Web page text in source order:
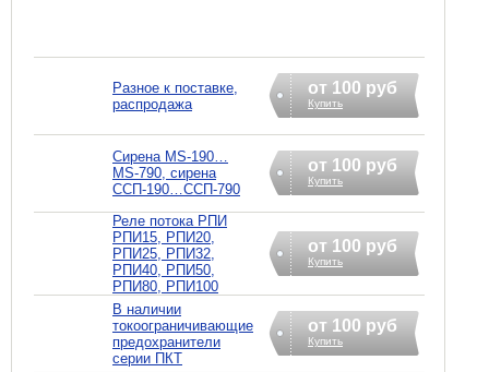
Разное к поставке,
распродажа
от 100 руб
Купить
Сирена MS-190…
MS-790, сирена
ССП-190…ССП-790
от 100 руб
Купить
Реле потока РПИ
РПИ15, РПИ20,
РПИ25, РПИ32,
РПИ40, РПИ50,
РПИ80, РПИ100
от 100 руб
Купить
В наличии
токоограничивающие
предохранители
серии ПКТ
от 100 руб
Купить